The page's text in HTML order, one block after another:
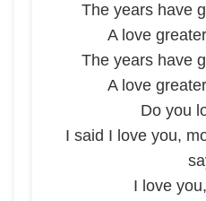
The years have
A love
The years have
A love
Do you
I said I love you,
I love